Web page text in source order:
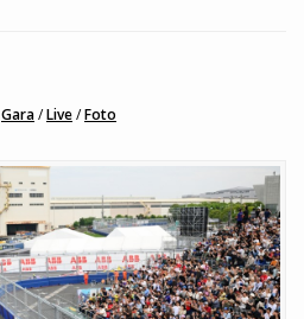
Gara/Live/Foto